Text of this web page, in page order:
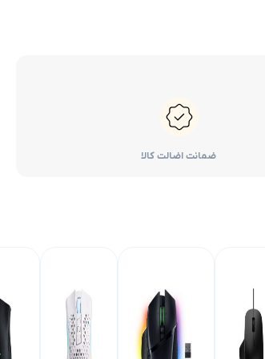
ضمانت اضالت کالا